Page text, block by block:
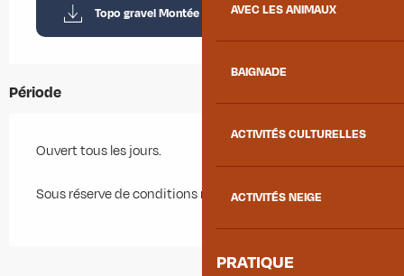
AVEC LES ANIMAUX
BAIGNADE
ACTIVITÉS CULTURELLES
ACTIVITÉS NEIGE
PRATIQUE
Topo gravel Montée de la Toussuire
Période
Ouvert tous les jours.
Sous réserve de conditions météo favorables.